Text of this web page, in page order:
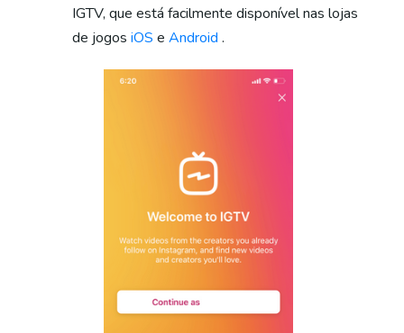
IGTV, que está facilmente disponível nas lojas
de jogos iOS e Android .